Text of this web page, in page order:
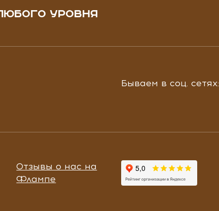
УРОВНЯ
Бываем в соц. сетях:
Отзывы о нас на
Флампе